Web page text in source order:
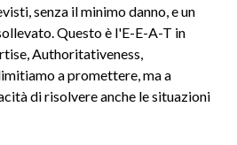
senza il minimo danno, e un
Questo è l'E-E-A-T in
Authoritativeness,
a promettere, ma a
di risolvere anche le situazioni